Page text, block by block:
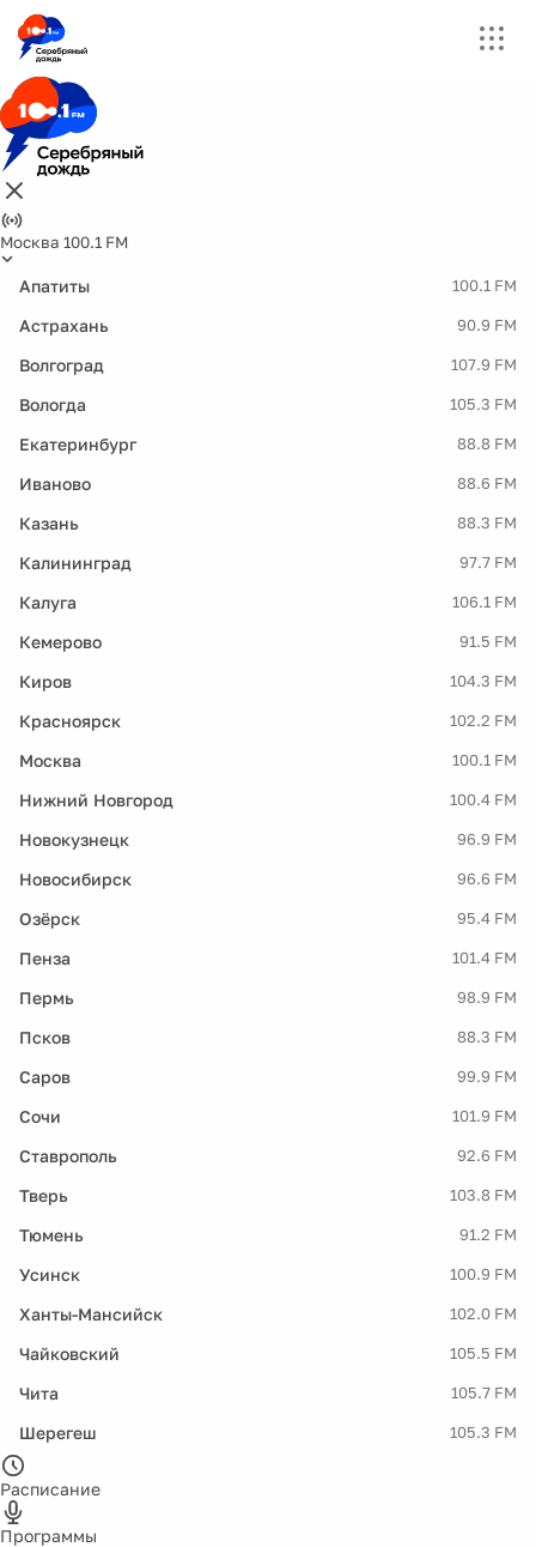
Москва 100.1 FM
Апатиты 100.1 FM
Астрахань 90.9 FM
Волгоград 107.9 FM
Вологда 105.3 FM
Екатеринбург 88.8 FM
Иваново 88.6 FM
Казань 88.3 FM
Калининград 97.7 FM
Калуга 106.1 FM
Кемерово 91.5 FM
Киров 104.3 FM
Красноярск 102.2 FM
Москва 100.1 FM
Нижний Новгород 100.4 FM
Новокузнецк 96.9 FM
Новосибирск 96.6 FM
Озёрск 95.4 FM
Пенза 101.4 FM
Пермь 98.9 FM
Псков 88.3 FM
Саров 99.9 FM
Сочи 101.9 FM
Ставрополь 92.6 FM
Тверь 103.8 FM
Тюмень 91.2 FM
Усинск 100.9 FM
Ханты-Мансийск 102.0 FM
Чайковский 105.5 FM
Чита 105.7 FM
Шерегеш 105.3 FM
Расписание
Программы